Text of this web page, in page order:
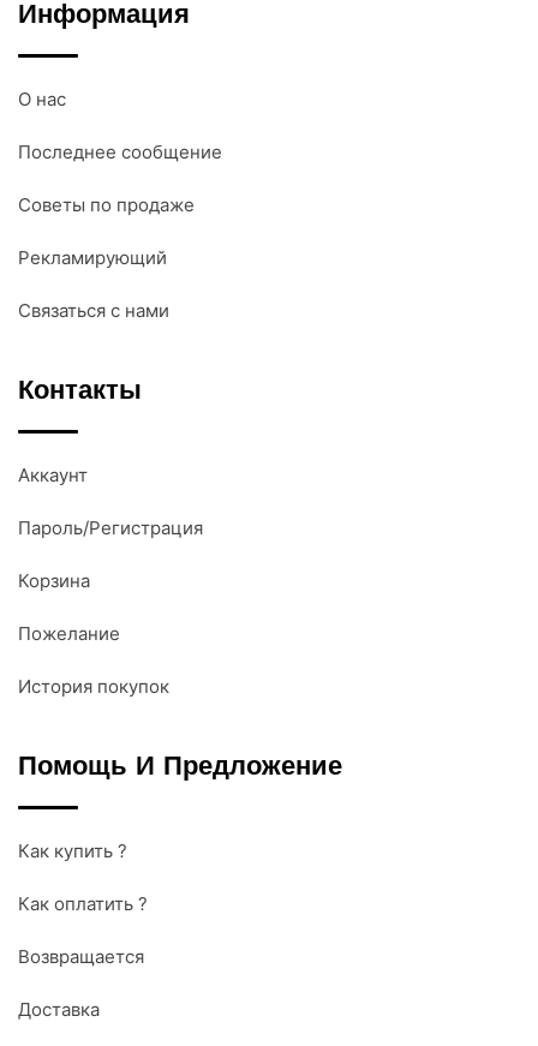
Информация
О нас
Последнее сообщение
Советы по продаже
Рекламирующий
Связаться с нами
Контакты
Аккаунт
Пароль/Регистрация
Корзина
Пожелание
История покупок
Помощь И Предложение
Как купить ?
Как оплатить ?
Возвращается
Доставка